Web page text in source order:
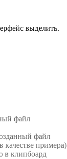
выделить.
файл
файл
качестве примера)
в клипбоард